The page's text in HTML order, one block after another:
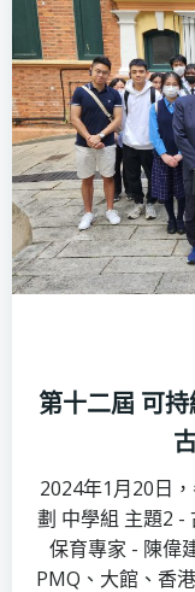
第十二屆 可
2024年1月20日
劃 中學組 主題2 -
保育專家 - 陳偉
PMQ、大館、香